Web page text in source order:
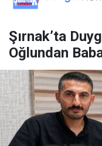
Şırnak’ta
Oğlundan